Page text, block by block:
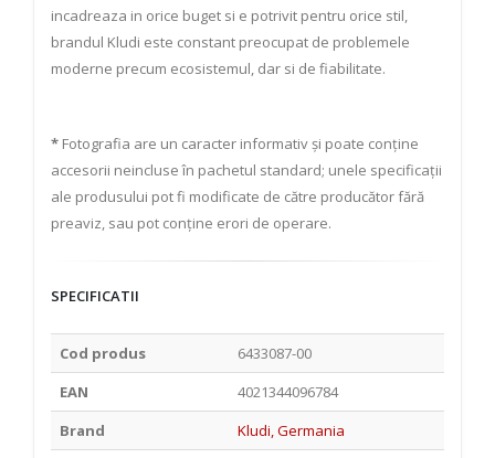
incadreaza in orice buget si e potrivit pentru orice stil,
brandul Kludi este constant preocupat de problemele
moderne precum ecosistemul, dar si de fiabilitate.
* Fotografia are un caracter informativ și poate conține
accesorii neincluse în pachetul standard; unele specificații
ale produsului pot fi modificate de către producător fără
preaviz, sau pot conține erori de operare.
SPECIFICATII
Cod produs
6433087-00
EAN
4021344096784
Brand
Kludi, Germania